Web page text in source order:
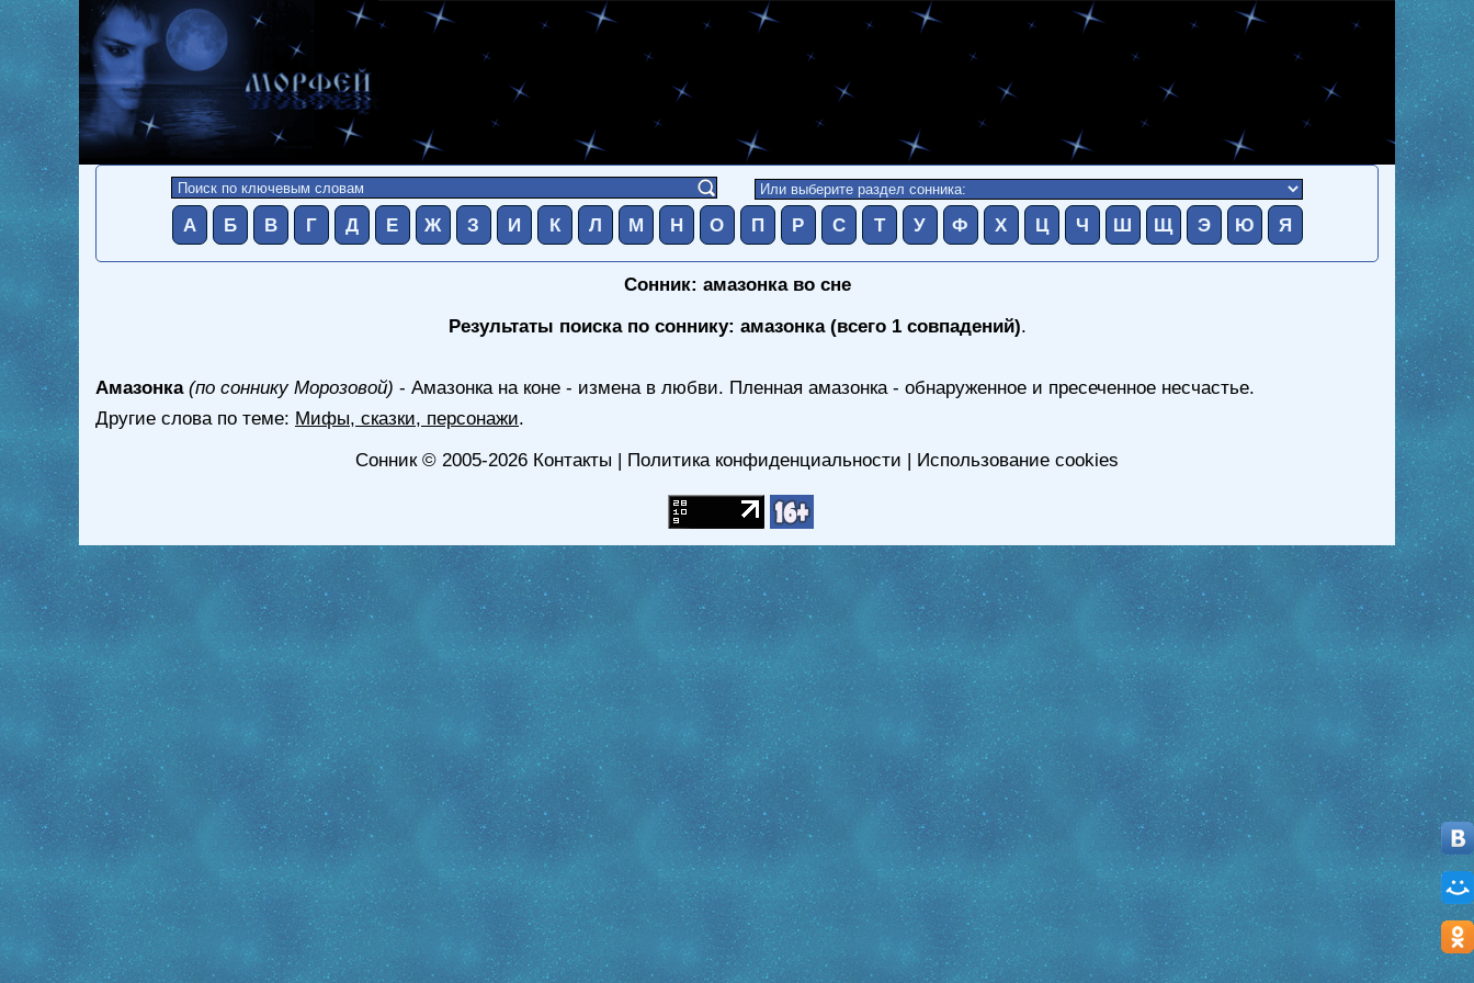
А Б В Г Д Е Ж З И К Л М Н О П Р С Т У Ф Х Ц Ч Ш Щ Э Ю Я
Сонник: амазонка во сне
Результаты поиска по соннику: амазонка (всего 1 совпадений).
Амазонка (по соннику Морозовой) - Амазонка на коне - измена в любви. Пленная амазонка - обнаруженное и пресеченное несчастье.
Другие слова по теме: Мифы, сказки, персонажи.
Сонник© 2005-2026 Контакты | Политика конфиденциальности | Использование cookies